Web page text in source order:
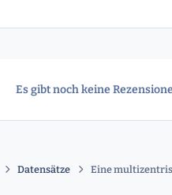
Es gibt noch keine
Datensätze Eine